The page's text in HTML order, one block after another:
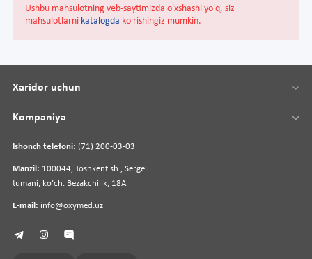
Ushbu mahsulotning veb-saytimizda o'xshashi yo'q, siz
mahsulotlarni katalogda ko'rishingiz mumkin.
Ishonch telefoni: (71) 200-03-03
Manzil: 100044, Toshkent sh., Sergeli
tumani, koʻch. Bezakchilik, 18A
E-mail: info@oxymed.uz
Xaridor uchun
Kompaniya